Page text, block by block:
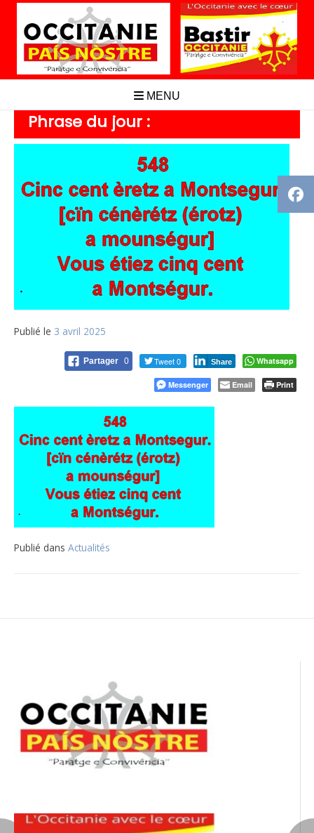
Aller
contenu
MENU
Phrase du jour :
Publié le 3 avril 2025
Partager 0 Tweet 0 Share Whatsapp
Messenger Email Print
Publié dans Actualités